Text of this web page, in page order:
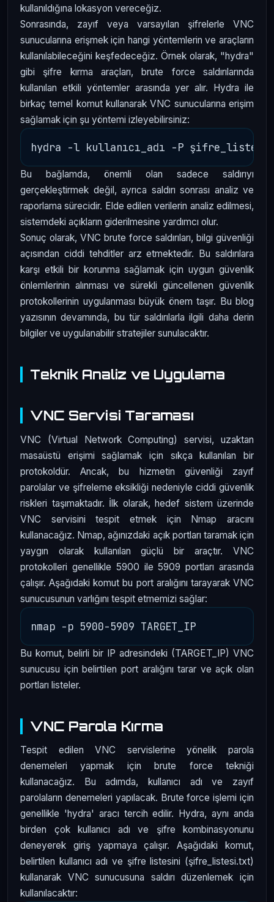
kullanıldığına lokasyon vereceğiz.
Sonrasında, zayıf veya varsayılan şifrelerle VNC
sunucularına erişmek için hangi yöntemlerin ve araçların
kullanılabileceğini keşfedeceğiz. Örnek olarak, "hydra"
gibi şifre kırma araçları, brute force saldırılarında
kullanılan etkili yöntemler arasında yer alır. Hydra ile
birkaç temel komut kullanarak VNC sunucularına erişim
sağlamak için şu yöntemi izleyebilirsiniz:
Bu bağlamda, önemli olan sadece saldırıyı
gerçekleştirmek değil, ayrıca saldırı sonrası analiz ve
raporlama sürecidir. Elde edilen verilerin analiz edilmesi,
sistemdeki açıkların giderilmesine yardımcı olur.
Sonuç olarak, VNC brute force saldırıları, bilgi güvenliği
açısından ciddi tehditler arz etmektedir. Bu saldırılara
karşı etkili bir korunma sağlamak için uygun güvenlik
önlemlerinin alınması ve sürekli güncellenen güvenlik
protokollerinin uygulanması büyük önem taşır. Bu blog
yazısının devamında, bu tür saldırılarla ilgili daha derin
bilgiler ve uygulanabilir stratejiler sunulacaktır.
Teknik Analiz ve Uygulama
VNC Servisi Taraması
VNC (Virtual Network Computing) servisi, uzaktan
masaüstü erişimi sağlamak için sıkça kullanılan bir
protokoldür. Ancak, bu hizmetin güvenliği zayıf
parolalar ve şifreleme eksikliği nedeniyle ciddi güvenlik
riskleri taşımaktadır. İlk olarak, hedef sistem üzerinde
VNC servisini tespit etmek için Nmap aracını
kullanacağız. Nmap, ağınızdaki açık portları taramak için
yaygın olarak kullanılan güçlü bir araçtır. VNC
protokolleri genellikle 5900 ile 5909 portları arasında
çalışır. Aşağıdaki komut bu port aralığını tarayarak VNC
sunucusunun varlığını tespit etmemizi sağlar:
Bu komut, belirli bir IP adresindeki (TARGET_IP) VNC
sunucusu için belirtilen port aralığını tarar ve açık olan
portları listeler.
VNC Parola Kırma
Tespit edilen VNC servislerine yönelik parola
denemeleri yapmak için brute force tekniği
kullanacağız. Bu adımda, kullanıcı adı ve zayıf
parolaların denemeleri yapılacak. Brute force işlemi için
genellikle 'hydra' aracı tercih edilir. Hydra, aynı anda
birden çok kullanıcı adı ve şifre kombinasyonunu
deneyerek giriş yapmaya çalışır. Aşağıdaki komut,
belirtilen kullanıcı adı ve şifre listesini (şifre_listesi.txt)
kullanarak VNC sunucusuna saldırı düzenlemek için
kullanılacaktır: